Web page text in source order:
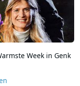
Week in Genk